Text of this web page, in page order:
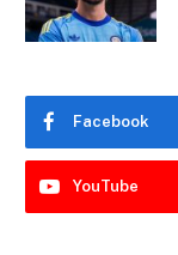
Facebook
YouTube